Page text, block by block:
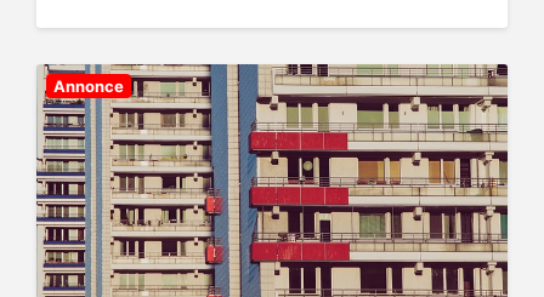
s
d
a
t
e
Annonce